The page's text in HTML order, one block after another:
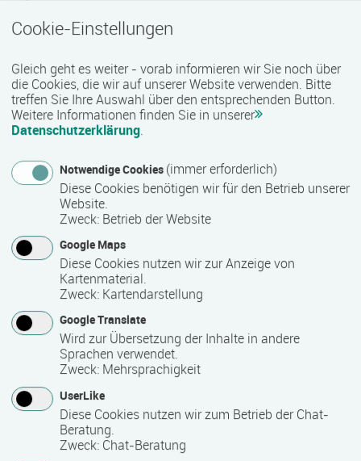
1
Maximale Teilnehmerzahl
12
Teilnahmegebühr
125,00 €
inkl. Pausenverpflegung, Teilnahmezertifikat,
Seminarunterlagen
Hinweis des Datenbankbetreibers: Bitte erfragen Sie beim
Anbieter eventuell auftretende Nebenkosten!
Fördermöglichkeiten
auf Anfrage
Cookie-Einstellungen
Gleich geht es weiter - vorab informieren wir Sie noch über
die Cookies, die wir auf unserer Website verwenden. Bitte
treffen Sie Ihre Auswahl über den entsprechenden Button.
Weitere Informationen finden Sie in unserer
Datenschutzerklärung.
Notwendige Cookies (immer erforderlich)
Diese Cookies benötigen wir für den Betrieb unserer
Website.
Zweck: Betrieb der Website
Google Maps
Diese Cookies nutzen wir zur Anzeige von
Kartenmaterial.
Zweck: Kartendarstellung
Google Translate
Wird zur Übersetzung der Inhalte in andere
Sprachen verwendet.
Zweck: Mehrsprachigkeit
UserLike
Diese Cookies nutzen wir zum Betrieb der Chat-
Beratung.
Zweck: Chat-Beratung